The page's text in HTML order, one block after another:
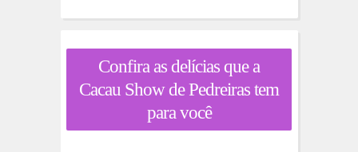
Confira as delícias que a
Cacau Show de Pedreiras tem
para você